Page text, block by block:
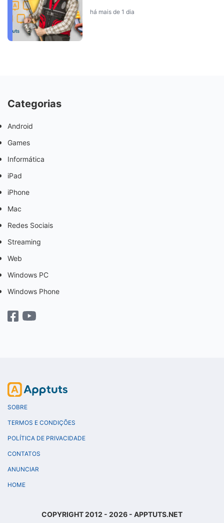
há mais de 1 dia
Categorias
Android
Games
Informática
iPad
iPhone
Mac
Redes Sociais
Streaming
Web
Windows PC
Windows Phone
SOBRE
TERMOS E CONDIÇÕES
POLÍTICA DE PRIVACIDADE
CONTATOS
ANUNCIAR
HOME
COPYRIGHT 2012 - 2026 - APPTUTS.NET